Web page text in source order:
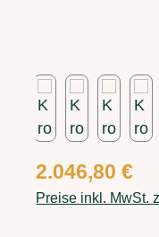
Regulärer Preis:
2.046,80 €
Preise inkl. MwSt.